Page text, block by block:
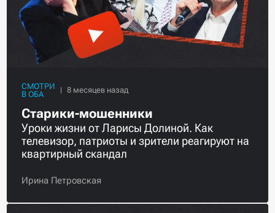
СМОТРИ
В ОБА
Старики-мошенники
Уроки жизни от Ларисы Долиной. Как
телевизор, патриоты и зрители реагируют на
квартирный скандал
Ирина Петровская